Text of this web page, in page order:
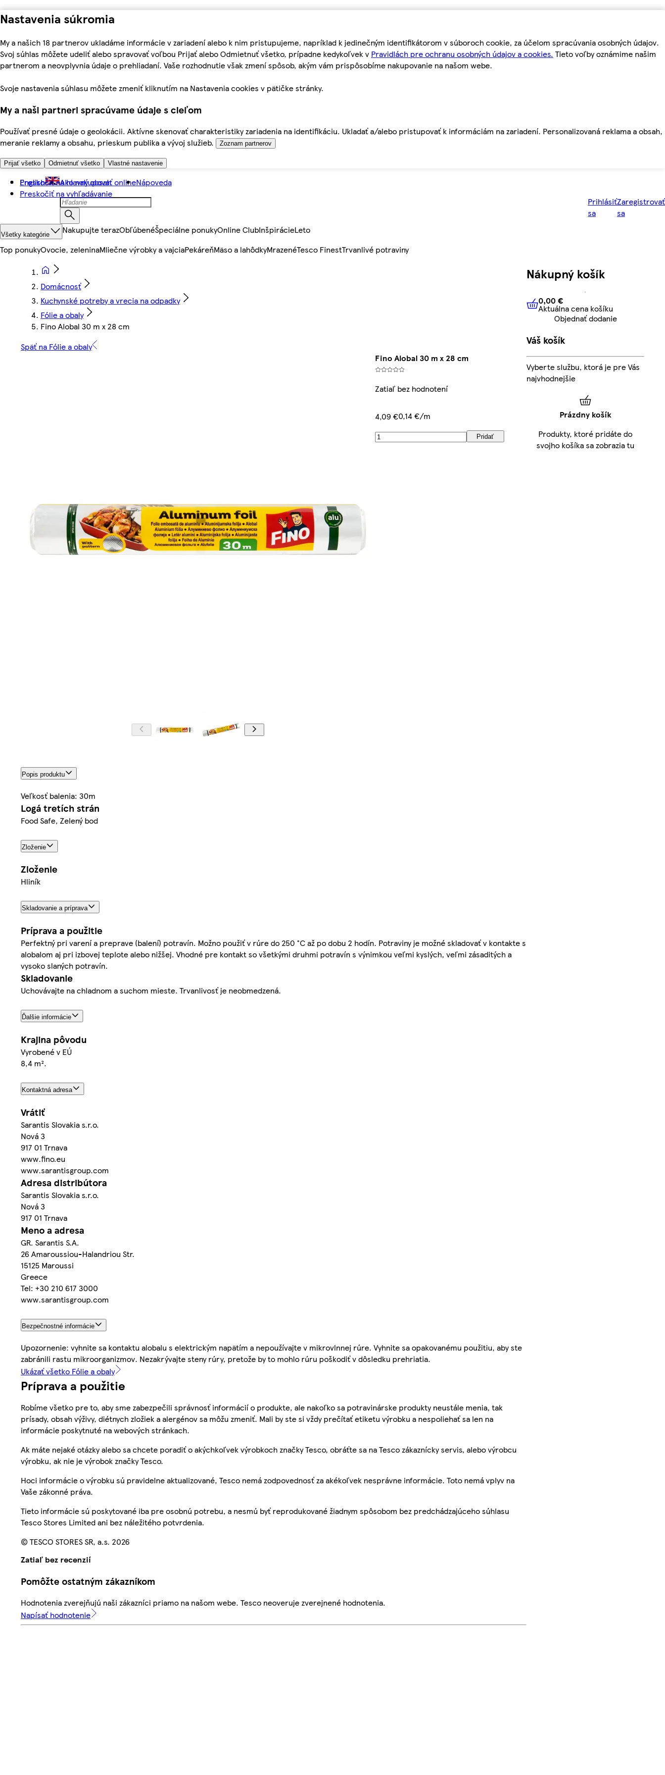
Nastavenia súkromia
My a našich 18 partnerov ukladáme informácie v zariadení alebo k nim pristupujeme, napríklad k jedinečným identifikátorom v súboroch cookie, za účelom spracúvania osobných údajov.
Svoj súhlas môžete udeliť alebo spravovať voľbou Prijať alebo Odmietnuť všetko, prípadne kedykoľvek v Pravidlách pre ochranu osobných údajov a cookies. Tieto voľby oznámime našim
partnerom a neovplyvnia údaje o prehliadaní. Vaše rozhodnutie však zmení spôsob, akým vám prispôsobíme nakupovanie na našom webe.
Svoje nastavenia súhlasu môžete zmeniť kliknutím na Nastavenia cookies v pätičke stránky.
My a naši partneri spracúvame údaje s cieľom
Používať presné údaje o geolokácii. Aktívne skenovať charakteristiky zariadenia na identifikáciu. Ukladať a/alebo pristupovať k informáciám na zariadení. Personalizovaná reklama a obsah,
meranie reklamy a obsahu, prieskum publika a vývoj služieb.
Zoznam partnerov
Prijať všetko Odmietnuť všetko Vlastné nastavenie
Preskočiť na hlavný obsah
Preskočiť na vyhľadávanie
English Ako nakupovať onlineNápoveda
Prihlásiť
sa
Zaregistrovať
sa
Všetky kategórie Nakupujte terazObľúbenéŠpeciálne ponukyOnline ClubInšpirácieLeto
Top ponukyOvocie, zeleninaMliečne výrobky a vajciaPekáreňMäso a lahôdkyMrazenéTesco FinestTrvanlivé potraviny
Domácnosť
Kuchynské potreby a vrecia na odpadky
Fólie a obaly
Fino Alobal 30 m x 28 cm
Späť na Fólie a obaly
Fino Alobal 30 m x 28 cm
Zatiaľ bez hodnotení
4,09 €0,14 €/m
Pridať
Popis produktu
Veľkosť balenia: 30m
Logá tretích strán
Food Safe, Zelený bod
Zloženie
Zloženie
Hliník
Skladovanie a príprava
Príprava a použitie
Perfektný pri varení a preprave (balení) potravín. Možno použiť v rúre do 250 °C až po dobu 2 hodín. Potraviny je možné skladovať v kontakte s
alobalom aj pri izbovej teplote alebo nižšej. Vhodné pre kontakt so všetkými druhmi potravín s výnimkou veľmi kyslých, veľmi zásaditých a
vysoko slaných potravín.
Skladovanie
Uchovávajte na chladnom a suchom mieste. Trvanlivosť je neobmedzená.
Ďalšie informácie
Krajina pôvodu
Vyrobené v EÚ
8,4 m².
Kontaktná adresa
Vrátiť
Sarantis Slovakia s.r.o.
Nová 3
917 01 Trnava
www.fino.eu
www.sarantisgroup.com
Adresa distribútora
Sarantis Slovakia s.r.o.
Nová 3
917 01 Trnava
Meno a adresa
GR. Sarantis S.A.
26 Amaroussiou-Halandriou Str.
15125 Maroussi
Greece
Tel: +30 210 617 3000
www.sarantisgroup.com
Bezpečnostné informácie
Upozornenie: vyhnite sa kontaktu alobalu s elektrickým napätím a nepoužívajte v mikrovlnnej rúre. Vyhnite sa opakovanému použitiu, aby ste
zabránili rastu mikroorganizmov. Nezakrývajte steny rúry, pretože by to mohlo rúru poškodiť v dôsledku prehriatia.
Ukázať všetko Fólie a obaly
Príprava a použitie
Robíme všetko pre to, aby sme zabezpečili správnosť informácií o produkte, ale nakoľko sa potravinárske produkty neustále menia, tak
prísady, obsah výživy, diétnych zložiek a alergénov sa môžu zmeniť. Mali by ste si vždy prečítať etiketu výrobku a nespoliehať sa len na
informácie poskytnuté na webových stránkach.
Ak máte nejaké otázky alebo sa chcete poradiť o akýchkoľvek výrobkoch značky Tesco, obráťte sa na Tesco zákaznícky servis, alebo výrobcu
výrobku, ak nie je výrobok značky Tesco.
Hoci informácie o výrobku sú pravidelne aktualizované, Tesco nemá zodpovednosť za akékoľvek nesprávne informácie. Toto nemá vplyv na
Vaše zákonné práva.
Tieto informácie sú poskytované iba pre osobnú potrebu, a nesmú byť reprodukované žiadnym spôsobom bez predchádzajúceho súhlasu
Tesco Stores Limited ani bez náležitého potvrdenia.
© TESCO STORES SR, a.s. 2026
Zatiaľ bez recenzií
Pomôžte ostatným zákazníkom
Hodnotenia zverejňujú naši zákazníci priamo na našom webe. Tesco neoveruje zverejnené hodnotenia.
Napísať hodnotenie
Nákupný košík
0,00 € Aktuálna cena košíku
0,00 €
Aktuálna cena košíku
Objednať dodanie
Váš košík
Vyberte službu, ktorá je pre Vás
najvhodnejšie
Prázdny košík
Produkty, ktoré pridáte do
svojho košíka sa zobrazia tu